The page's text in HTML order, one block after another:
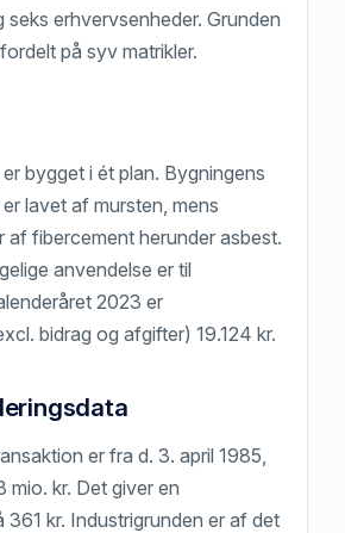
erhvervsenheder. Grunden
på syv matrikler.
bygget i ét plan. Bygningens
lavet af mursten, mens
af fibercement herunder asbest.
anvendelse er til
2023 er
bidrag og afgifter) 19.124 kr.
er fra d. 3. april 1985,
mio. kr. Det giver en
361 kr. Industrigrunden er af det